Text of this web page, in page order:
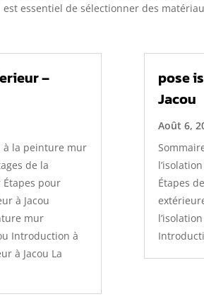
essentiel de sélectionner des
–
à la peinture mur
de la
pour
à Jacou
mur
Introduction à
à Jacou La
pose
Jacou
Août 6,
Étapes